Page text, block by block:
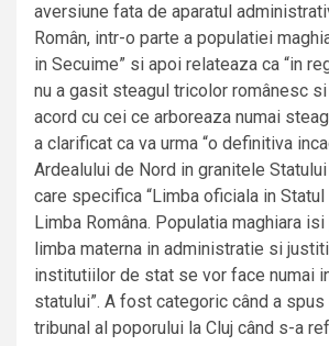
aversiune fata de aparatul
Român, intr-o parte a populatiei
in Secuime” si apoi relateaza ca “in
nu a gasit steagul tricolor românesc
acord cu cei ce arboreaza numai
a clarificat ca va urma “o definitiva
Ardealului de Nord in granitele Statului
care specifica “Limba oficiala in
Limba Româna. Populatia maghiara
limba materna in administratie si
institutiilor de stat se vor face numai
statului”. A fost categoric când a spus
tribunal al poporului la Cluj când s-a